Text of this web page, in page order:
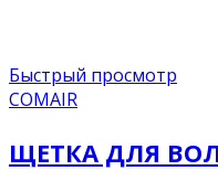
Быстрый просмотр
COMAIR
ЩЕТКА ДЛЯ